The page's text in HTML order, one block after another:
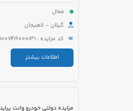
فعال
گیلان - لاهیجان
کد مزایده : 5221007416000131
اطلاعات بیشتر